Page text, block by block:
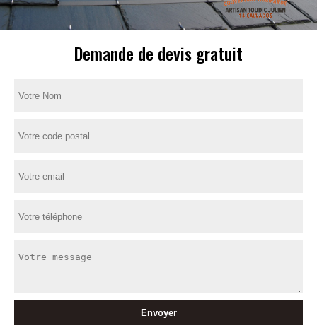
Demande de devis gratuit